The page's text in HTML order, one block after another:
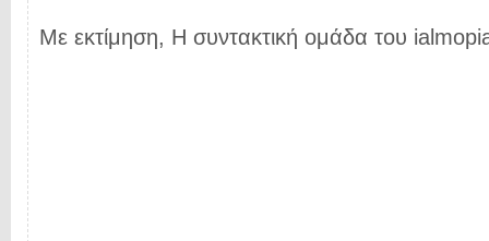
Με εκτίμηση, Η συντακτική ομάδα του